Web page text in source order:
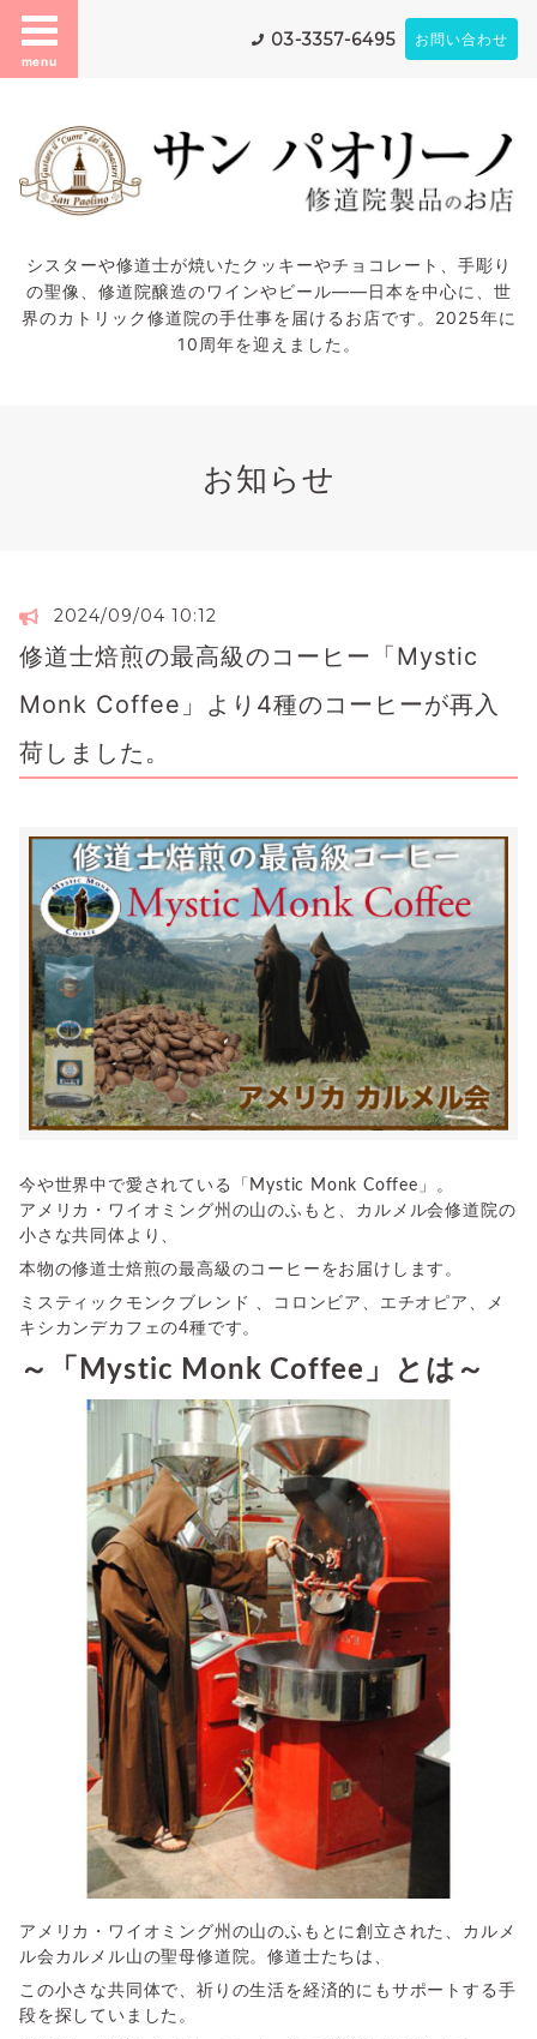
menu
03-3357-6495 お問い合わせ
シスターや修道士が焼いたクッキーやチョコレート、手彫り
の聖像、修道院醸造のワインやビール——日本を中心に、世
界のカトリック修道院の手仕事を届けるお店です。2025年に
10周年を迎えました。
お知らせ
2024/09/04 10:12
修道士焙煎の最高級のコーヒー「Mystic
Monk Coffee」より4種のコーヒーが再入
荷しました。
今や世界中で愛されている「Mystic Monk Coffee」。
アメリカ・ワイオミング州の山のふもと、カルメル会修道院の
小さな共同体より、
本物の修道士焙煎の最高級のコーヒーをお届けします。
ミスティックモンクブレンド 、コロンビア、エチオピア、メ
キシカンデカフェの4種です。
～「Mystic Monk Coffee」とは～
アメリカ・ワイオミング州の山のふもとに創立された、カルメ
ル会カルメル山の聖母修道院。修道士たちは、
この小さな共同体で、祈りの生活を経済的にもサポートする手
段を探していました。